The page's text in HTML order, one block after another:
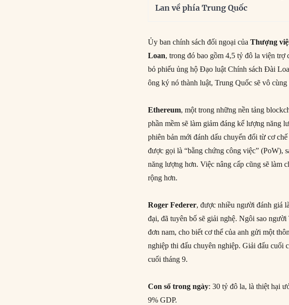
Lan về phía Trung Quốc
Ủy ban chính sách đối ngoại củaThượng
Loan, trong đó bao gồm 4,5 tỷ đô la viện trợ
bỏ phiếu ủng hộ Đạo luật Chính sách Đài
ông ký nó thành luật, Trung Quốc sẽ vô cùng
Ethereum, một trong những nền tảng
phần mềm sẽ làm giảm đáng kể lượng năng
phiên bản mới đánh dấu chuyển đổi từ cơ
được gọi là “bằng chứng công việc” (PoW),
năng lượng hơn. Việc nâng cấp cũng sẽ làm
rộng hơn.
Roger Federer, được nhiều người đánh giá
đại, đã tuyên bố sẽ giải nghệ. Ngôi sao
đơn nam, cho biết cơ thể của anh gửi một
nghiệp thi đấu chuyên nghiệp. Giải đấu cuối
cuối tháng 9.
Con số trong ngày: 30 tỷ đô la, là thiệt hại
9% GDP.